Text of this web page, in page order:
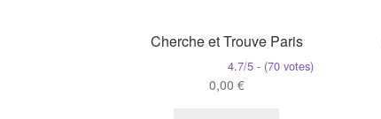
Cherche et Trouve Paris
4.7/5 - (70 votes)
0,00 €